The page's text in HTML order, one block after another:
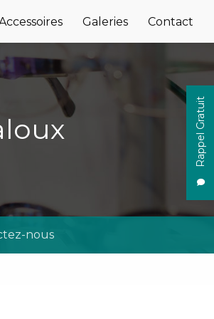
Rappel Gratuit
Galeries Contact
nous